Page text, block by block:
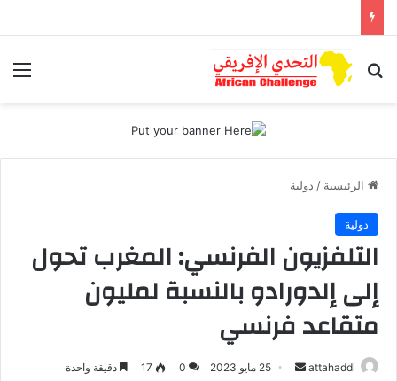
بحث عن
الرئيسية / دولية
دولية
التلفزيون الفرنسي: المغرب تحول
إلى إلدورادو بالنسبة لمليون
متقاعد فرنسي
attahaddi
أرسل 25 مايو 2023 0
17 دقيقة واحدة